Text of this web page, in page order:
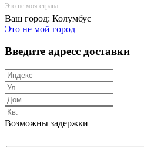
Это не моя страна
Ваш город: Колумбус
Это не мой город
Введите адресс доставки
Возможны задержки